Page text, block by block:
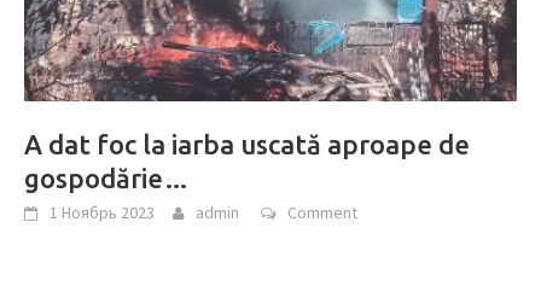
A dat foc la iarba uscată aproape de
gospodărie…
1 Ноябрь 2023 admin Comment